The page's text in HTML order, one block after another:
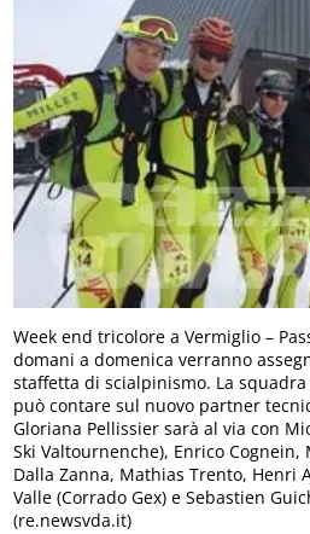
Week end tricolore a Vermiglio –
domani a domenica verranno
staffetta di scialpinismo. La squadra
può contare sul nuovo partner
Gloriana Pellissier sarà al via con
Ski Valtournenche), Enrico
Dalla Zanna, Mathias Trento, Henri
Valle (Corrado Gex) e Sebastien
(re.newsvda.it)